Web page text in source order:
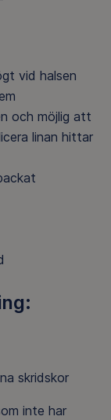
vid halsen
och möjlig att
linan hittar
skridskor
inte har